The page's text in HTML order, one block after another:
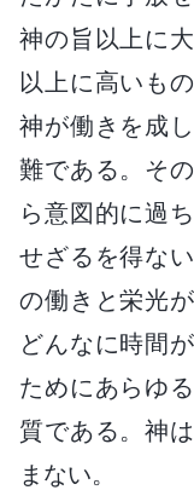
神の旨以上に
以上に高いも
神が働きを成
難である。そ
ら意図的に過
せざるを得な
の働きと栄光
どんなに時間
ためにあらゆ
質である。神
まない。